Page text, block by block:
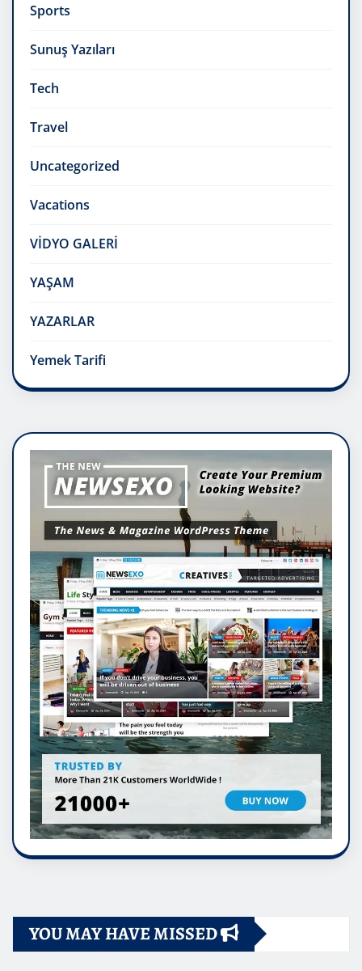
Sports
Sunuş Yazıları
Tech
Travel
Uncategorized
Vacations
VİDYO GALERİ
YAŞAM
YAZARLAR
Yemek Tarifi
YOU MAY HAVE MISSED